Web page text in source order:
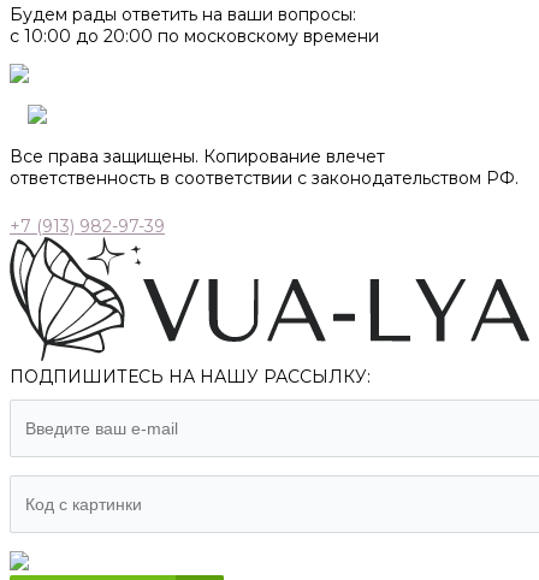
Будем рады ответить на ваши вопросы:
с 10:00 до 20:00 по московскому времени
Все права защищены. Копирование влечет
ответственность в соответствии с законодательством РФ.
+7 (913) 982-97-39
ПОДПИШИТЕСЬ НА НАШУ РАССЫЛКУ: